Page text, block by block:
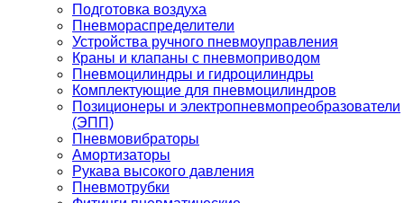
Подготовка воздуха
Пневмораспределители
Устройства ручного пневмоуправления
Краны и клапаны с пневмоприводом
Пневмоцилиндры и гидроцилиндры
Комплектующие для пневмоцилиндров
Позиционеры и электропневмопреобразователи
(ЭПП)
Пневмовибраторы
Амортизаторы
Рукава высокого давления
Пневмотрубки